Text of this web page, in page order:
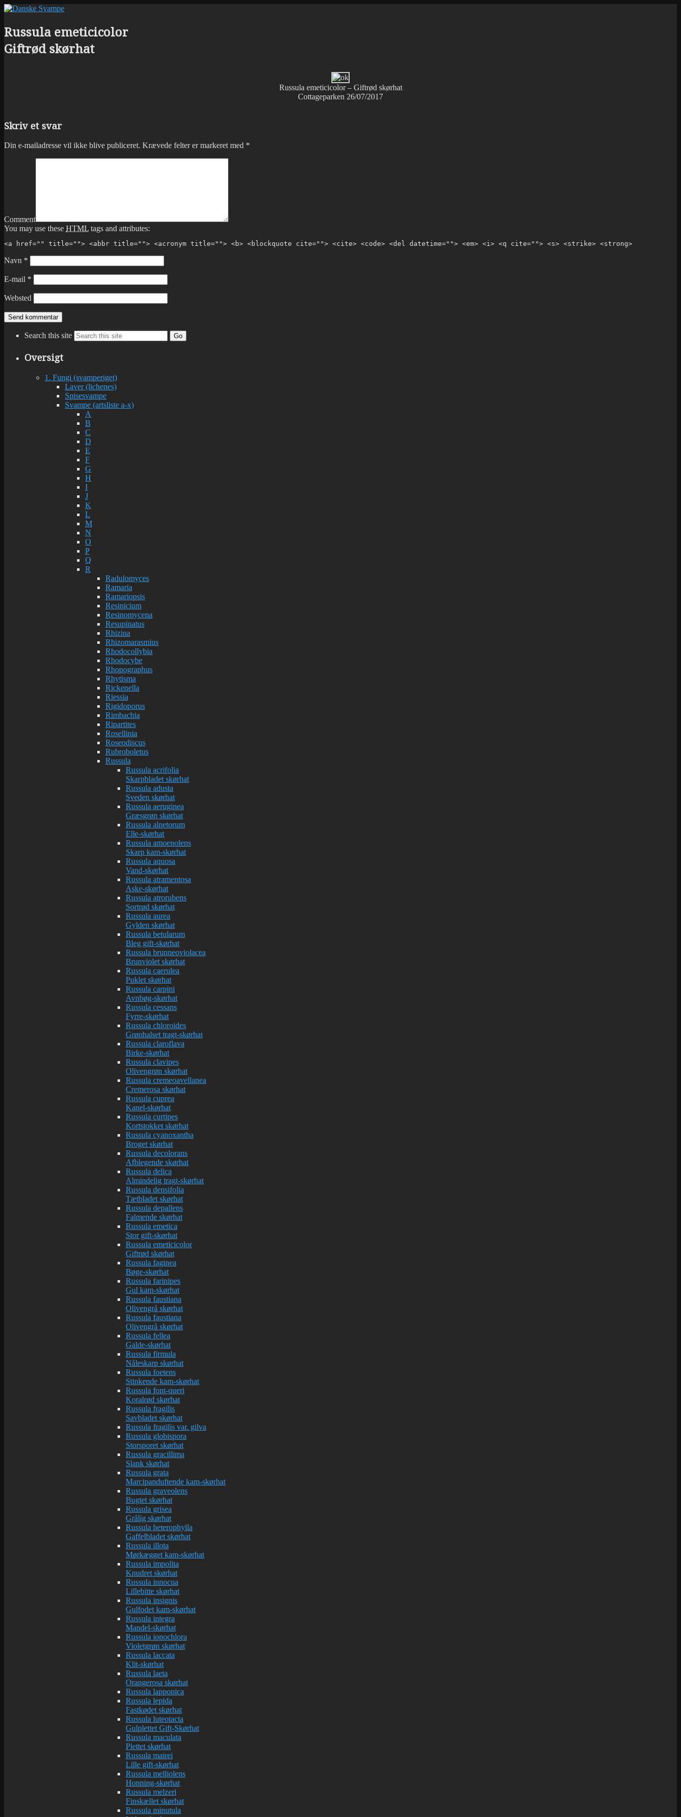
Russula emeticicolor
Giftrød skørhat
Russula emeticicolor – Giftrød skørhat
Cottageparken 26/07/2017
Skriv et svar
Din e-mailadresse vil ikke blive publiceret. Krævede felter er markeret med *
Comment
You may use these HTML tags and attributes:
<a href="" title=""> <abbr title=""> <acronym title=""> <b> <blockquote cite=""> <cite> <code> <del datetime=""> <em> <i> <q cite=""> <s> <strike> <strong>
Navn *
E-mail *
Websted
Search this site Go
Oversigt
1. Fungi (svamperiget)
Laver (lichenes)
Spisesvampe
Svampe (artsliste a-x)
A
B
C
D
E
F
G
H
I
J
K
L
M
N
O
P
Q
R
Radulomyces
Ramaria
Ramariopsis
Resinicium
Resinomycena
Resupinatus
Rhizina
Rhizomarasmius
Rhodocollybia
Rhodocybe
Rhopographus
Rhytisma
Rickenella
Riessia
Rigidoporus
Rimbachia
Ripartites
Rosellinia
Roseodiscus
Rubroboletus
Russula
Russula acrifolia
Skarpbladet skørhat
Russula adusta
Sveden skørhat
Russula aeruginea
Græsgrøn skørhat
Russula alnetorum
Elle-skørhat
Russula amoenolens
Skarp kam-skørhat
Russula aquosa
Vand-skørhat
Russula atramentosa
Aske-skørhat
Russula atrorubens
Sortrød skørhat
Russula aurea
Gylden skørhat
Russula betularum
Bleg gift-skørhat
Russula brunneoviolacea
Brunviolet skørhat
Russula caerulea
Puklet skørhat
Russula carpini
Avnbøg-skørhat
Russula cessans
Fyrre-skørhat
Russula chloroides
Grønhalset tragt-skørhat
Russula claroflava
Birke-skørhat
Russula clavipes
Olivengrøn skørhat
Russula cremeoavellanea
Cremerosa skørhat
Russula cuprea
Kanel-skørhat
Russula curtipes
Kortstokket skørhat
Russula cyanoxantha
Broget skørhat
Russula decolorans
Afblegende skørhat
Russula delica
Almindelig tragt-skørhat
Russula densifolia
Tætbladet skørhat
Russula depallens
Falmende skørhat
Russula emetica
Stor gift-skørhat
Russula emeticicolor
Giftrød skørhat
Russula faginea
Bøge-skørhat
Russula farinipes
Gul kam-skørhat
Russula faustiana
Olivengrå skørhat
Russula faustiana
Olivengrå skørhat
Russula fellea
Galde-skørhat
Russula firmula
Nåleskarp skørhat
Russula foetens
Stinkende kam-skørhat
Russula font-queri
Koralrød skørhat
Russula fragilis
Savbladet skørhat
Russula fragilis var. gilva
Russula globispora
Storsporet skørhat
Russula gracillima
Slank skørhat
Russula grata
Marcipanduftende kam-skørhat
Russula graveolens
Bugtet skørhat
Russula grisea
Grålig skørhat
Russula heterophylla
Gaffelbladet skørhat
Russula illota
Mørkægget kam-skørhat
Russula impolita
Knudret skørhat
Russula innocua
Lillebitte skørhat
Russula insignis
Gulfodet kam-skørhat
Russula integra
Mandel-skørhat
Russula ionochlora
Violetgrøn skørhat
Russula laccata
Klit-skørhat
Russula laeta
Orangerosa skørhat
Russula lapponica
Russula lepida
Fastkødet skørhat
Russula luteotacta
Gulplettet Gift-Skørhat
Russula maculata
Plettet skørhat
Russula mairei
Lille gift-skørhat
Russula melliolens
Honning-skørhat
Russula melzeri
Finskællet skørhat
Russula minutula